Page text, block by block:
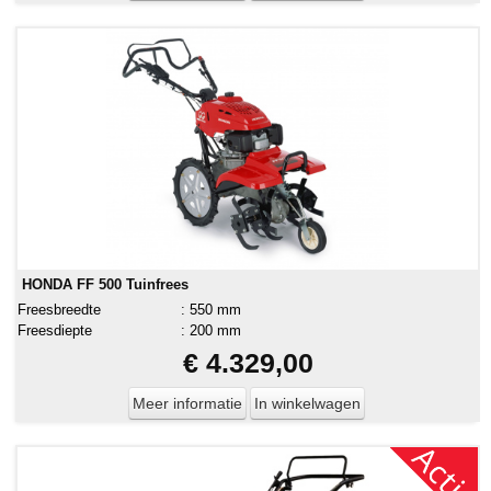
HONDA FF 500 Tuinfrees
Freesbreedte
: 550 mm
Freesdiepte
: 200 mm
€ 4.329,00
Meer informatie In winkelwagen